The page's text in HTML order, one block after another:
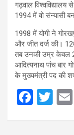
गढ़वाल
1994 में वो संन्यासी
1998 में योगी ने
और जीत दर्ज की।
तब उनकी उम्र केवल
आदित्यनाथ पांच बार
के मुख्यमंत्री पद की
F
T